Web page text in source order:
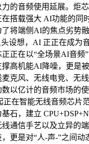
的音频使用延展。炬
搭载强大 AI功能的同
将端侧AI的焦点劣势
设想，AI 正正在成为
正在以“全场景AI音
高机能AI降噪，更是
克风、无线电竞、无
以亿计的音频市场的
在智能无线音频芯片
石，建立
通信手艺以及立异的
更是对“人-声-”之间